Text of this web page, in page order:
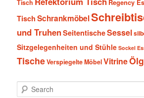
Tisch
Regency
Tisch Schrankmöbel
und TruhenSeitentischeSessel
Sitzgelegenheiten und Stühle Sockel
TischeVerspiegelte MöbelVitrine
e